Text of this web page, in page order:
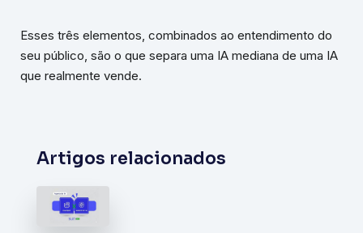
Esses três elementos, combinados ao entendimento do
seu público, são o que separa uma IA mediana de uma IA
que realmente vende.
Artigos relacionados